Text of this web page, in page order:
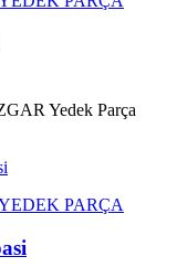
Yedek Parça
PARÇA